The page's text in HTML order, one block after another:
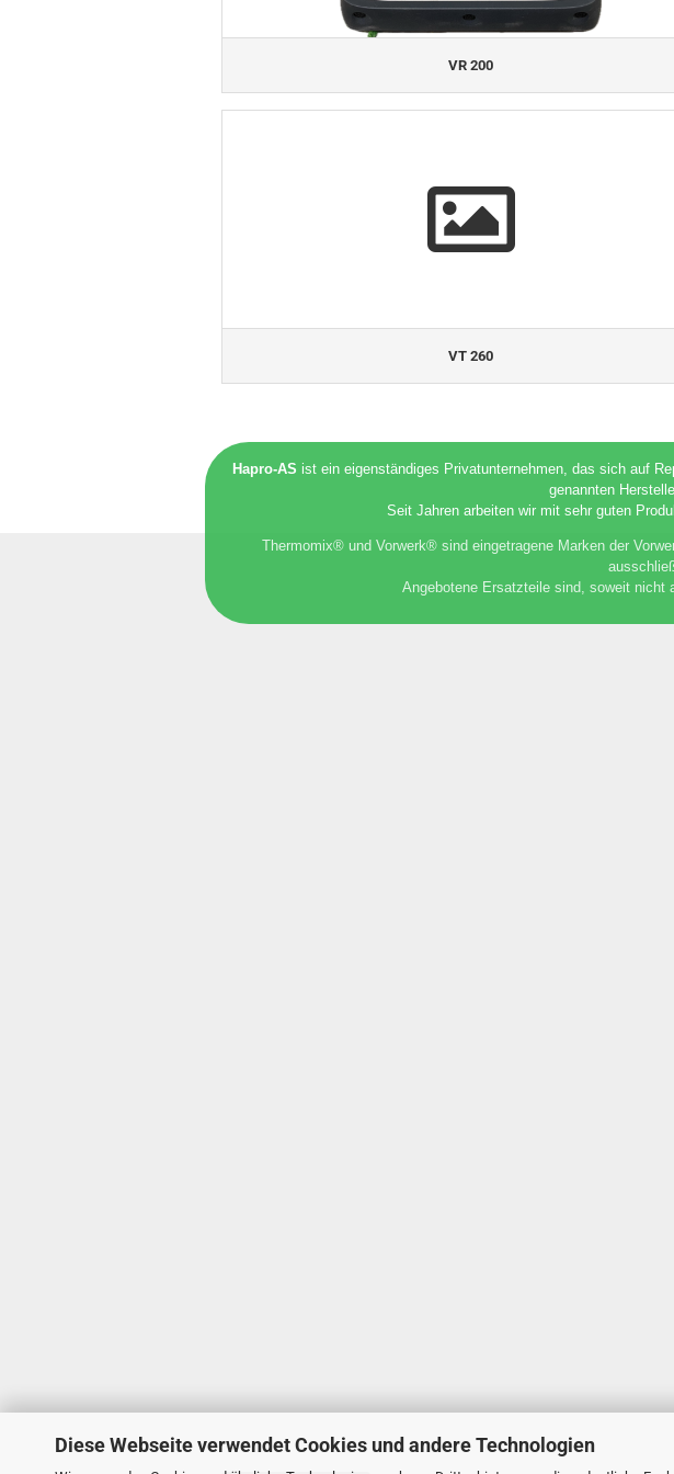
Diese Webseite verwendet Cookies und andere Technologien
VR 200
VT 260
Hapro-AS ist ein eigenständiges Privatunternehmen, das sich auf
genannten
Seit Jahren arbeiten wir mit sehr guten
Thermomix® und Vorwerk® sind eingetragene Marken der
Angebotene Ersatzteile sind, soweit nicht